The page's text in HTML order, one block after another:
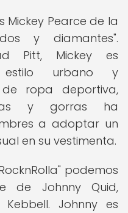
Mickey Pearce de la
y diamantes".
Pitt, Mickey es
urbano y
ropa deportiva,
y gorras ha
a adoptar un
en su vestimenta.
podemos
de Johnny Quid,
Johnny es